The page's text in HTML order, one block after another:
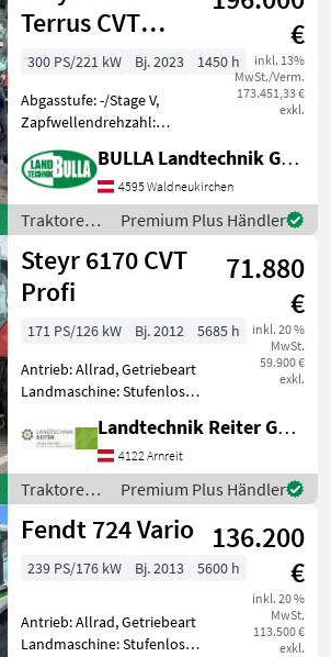
Tu
Terrus CVT
(Stage V)
€
inkl. 13%
MwSt./Verm.
173.451,33 €
exkl.
300 PS/221 kW Bj. 2023
1450 h
Abgasstufe: -/Stage V,
Zapfwellendrehzahl:
Bolzengröße
Anhängevorrichtung (mm):
38mm, Aufladung:
Turbolader mit
Ladeluftkühlung,
Höchstgeschwindigke
BULLA Landtechnik GmbH
4595 Waldneukirchen
Traktoren /
Steyr
Premium Plus Händler
Steyr 6170 CVT
Profi
71.880
€
inkl. 20 %
MwSt.
59.900 €
exkl.
171 PS/126 kW Bj. 2012
5685 h
Antrieb: Allrad, Getriebeart
Landmaschine: Stufenloses
Zapfwellendrehzahl:
540/540E/1000/1000E,
Höchstgeschwindigkeit in
km/h: 50 km/h, Aufla
Landtechnik Reiter GmbH.
4122 Arnreit
Traktoren /
Steyr
Premium Plus Händler
Fendt 724 Vario 136.200
€
inkl. 20 %
MwSt.
113.500 €
exkl.
239 PS/176 kW Bj. 2013 5600 h
Antrieb: Allrad, Getriebeart
Landmaschine: Stufenloses